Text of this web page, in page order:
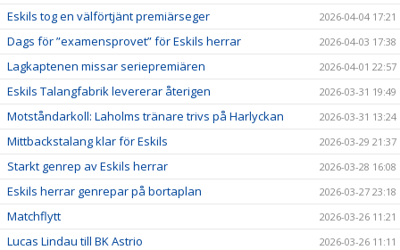
Eskils tog en välförtjänt premiärseger 2026-04-04 17:21
Dags för ”examensprovet” för Eskils herrar 2026-04-03 17:38
Lagkaptenen missar seriepremiären 2026-04-01 22:57
Eskils Talangfabrik levererar återigen 2026-03-31 19:49
Motståndarkoll: Laholms tränare trivs på Harlyckan 2026-03-31 13:24
Mittbackstalang klar för Eskils 2026-03-29 21:37
Starkt genrep av Eskils herrar 2026-03-28 16:08
Eskils herrar genrepar på bortaplan 2026-03-27 23:18
Matchflytt 2026-03-26 11:21
Lucas Lindau till BK Astrio 2026-03-26 11:11